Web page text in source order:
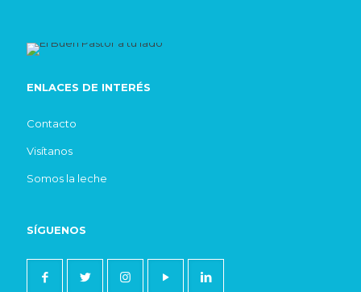
ENLACES DE INTERÉS
Contacto
Visítanos
Somos la leche
SÍGUENOS